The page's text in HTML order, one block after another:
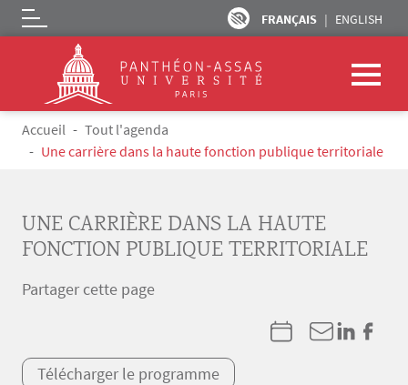
Aller au contenu principal
FRANÇAIS ENGLISH
Logo
Fil d'Ariane
Accueil
Tout l'agenda
Une carrière dans la haute fonction publique territoriale
UNE CARRIÈRE DANS LA HAUTE
FONCTION PUBLIQUE TERRITORIALE
Partager cette page
Télécharger le programme